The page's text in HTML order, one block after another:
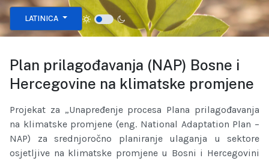
Izaberite vaš jezik
LATINICA
Plan prilagođavanja (NAP) Bosne i
Hercegovine na klimatske promjene
Projekat za „Unapređenje procesa Plana prilagođavanja
na klimatske promjene (eng. National Adaptation Plan –
NAP) za srednjoročno planiranje ulaganja u sektore
osjetljive na klimatske promjene u Bosni i Hercegovini